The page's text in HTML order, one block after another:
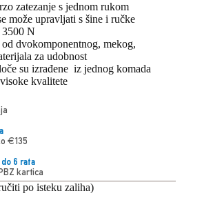
zatezanje s jednom rukom
može upravljati s šine i ručke
3500 N
dvokomponentnog, mekog,
za udobnost
su izrađene iz jednog komada
kvalitete
€135
6 rata
kartica
po isteku zaliha)